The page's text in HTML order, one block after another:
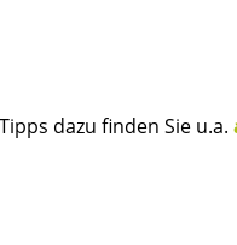
dazu finden Sie u.a.